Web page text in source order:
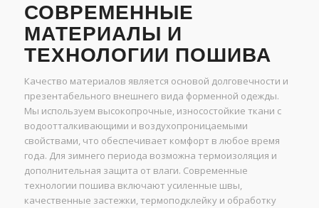
СОВРЕМЕННЫЕ
МАТЕРИАЛЫ И
ТЕХНОЛОГИИ ПОШИВА
Качество материалов является основой долговечности и
презентабельного внешнего вида форменной одежды.
Мы используем высокопрочные, износостойкие ткани с
водоотталкивающими и воздухопроницаемыми
свойствами, что обеспечивает комфорт в любое время
года. Для зимнего периода возможна термоизоляция и
дополнительная защита от влаги. Современные
технологии пошива включают усиленные швы,
качественные застежки, термоподклейку и обработку